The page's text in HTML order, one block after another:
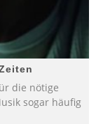
die nötige
sogar häufig